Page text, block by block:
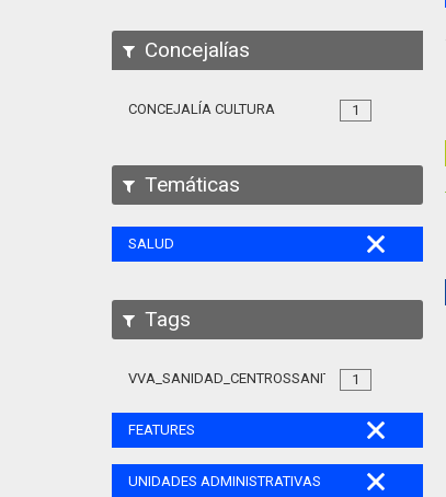
Concejalías
1
CONCEJALÍA CULTURA
Temáticas
SALUD
Tags
1
VVA_SANIDAD_CENTROSSANITARIOS_105
FEATURES
UNIDADES ADMINISTRATIVAS